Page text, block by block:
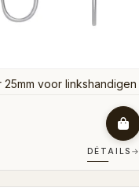
25mm voor linkshandigen
DÉTAILS →